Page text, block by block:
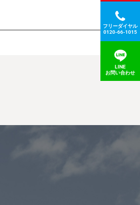
フリーダイヤル
0120-66-1015
LINE
お問い合わせ